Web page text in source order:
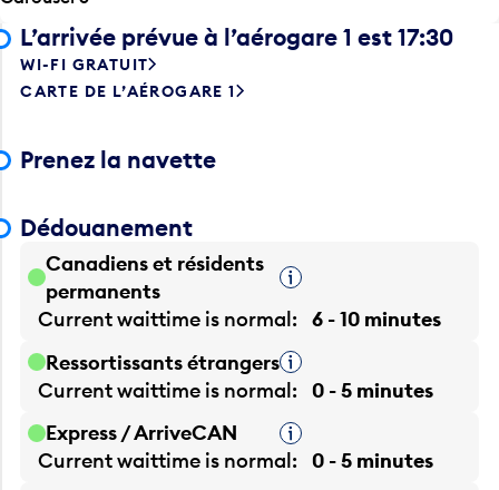
L’arrivée prévue à l’aérogare 1 est 17:30
WI-FI GRATUIT
CARTE DE L’AÉROGARE 1
Prenez la navette
Dédouanement
Canadiens et résidents
permanents
Infobulle
Current waittime is normal
6 - 10 minutes
Ressortissants étrangersInfobulle
Current waittime is normal
0 - 5 minutes
Express / ArriveCAN
Infobulle
Current waittime is normal
0 - 5 minutes